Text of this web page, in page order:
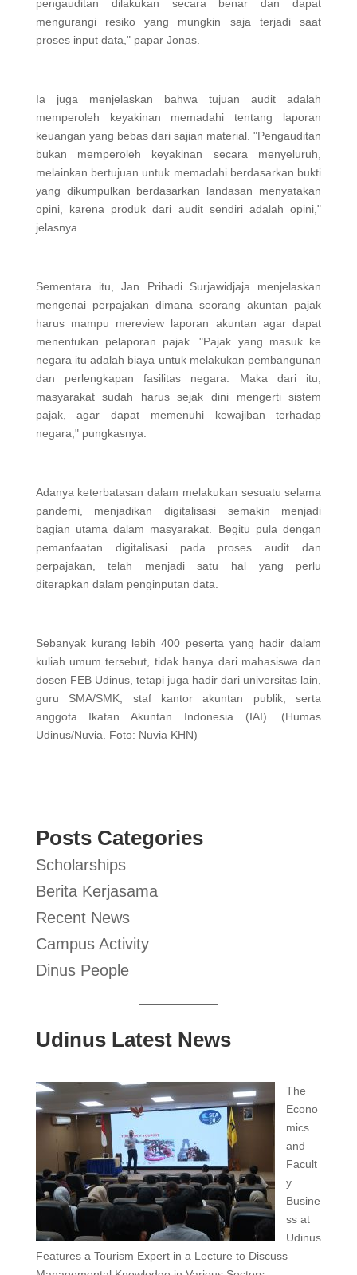
pengauditan dilakukan secara benar dan dapat
mengurangi resiko yang mungkin saja terjadi saat
proses input data," papar Jonas.
Ia juga menjelaskan bahwa tujuan audit adalah
memperoleh keyakinan memadahi tentang laporan
keuangan yang bebas dari sajian material. "Pengauditan
bukan memperoleh keyakinan secara menyeluruh,
melainkan bertujuan untuk memadahi berdasarkan bukti
yang dikumpulkan berdasarkan landasan menyatakan
opini, karena produk dari audit sendiri adalah opini,"
jelasnya.
Sementara itu, Jan Prihadi Surjawidjaja menjelaskan
mengenai perpajakan dimana seorang akuntan pajak
harus mampu mereview laporan akuntan agar dapat
menentukan pelaporan pajak. "Pajak yang masuk ke
negara itu adalah biaya untuk melakukan pembangunan
dan perlengkapan fasilitas negara. Maka dari itu,
masyarakat sudah harus sejak dini mengerti sistem
pajak, agar dapat memenuhi kewajiban terhadap
negara," pungkasnya.
Adanya keterbatasan dalam melakukan sesuatu selama
pandemi, menjadikan digitalisasi semakin menjadi
bagian utama dalam masyarakat. Begitu pula dengan
pemanfaatan digitalisasi pada proses audit dan
perpajakan, telah menjadi satu hal yang perlu
diterapkan dalam penginputan data.
Sebanyak kurang lebih 400 peserta yang hadir dalam
kuliah umum tersebut, tidak hanya dari mahasiswa dan
dosen FEB Udinus, tetapi juga hadir dari universitas lain,
guru SMA/SMK, staf kantor akuntan publik, serta
anggota Ikatan Akuntan Indonesia (IAI). (Humas
Udinus/Nuvia. Foto: Nuvia KHN)
Posts Categories
Scholarships
Berita Kerjasama
Recent News
Campus Activity
Dinus People
Udinus Latest News
The
Econo
mics
and
Facult
y
Busine
ss at
Udinus
Features a Tourism Expert in a Lecture to Discuss